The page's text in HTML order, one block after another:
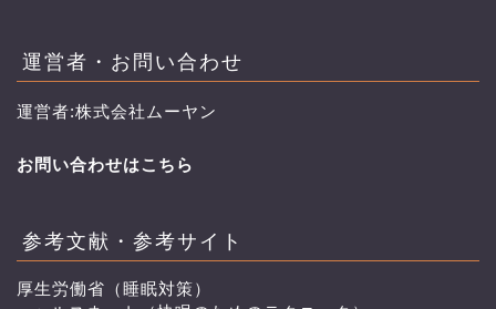
運営者・お問い合わせ
運営者:株式会社ムーヤン
お問い合わせはこちら
参考文献・参考サイト
厚生労働省（睡眠対策）